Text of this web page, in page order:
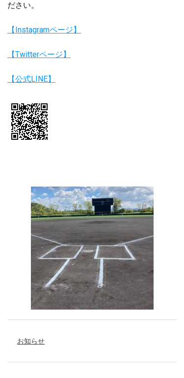
ださい。
【Instagramページ】
【Twitterページ】
【公式LINE】
お知らせ